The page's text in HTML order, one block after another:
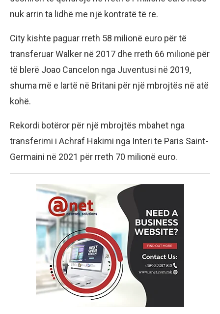
nuk arrin ta lidhë me një kontratë të re.
City kishte paguar rreth 58 milionë euro për të
transferuar Walker në 2017 dhe rreth 66 milionë për
të blerë Joao Cancelon nga Juventusi në 2019,
shuma më e lartë në Britani për një mbrojtës në atë
kohë.
Rekordi botëror për një mbrojtës mbahet nga
transferimi i Achraf Hakimi nga Interi te Paris Saint-
Germaini në 2021 për rreth 70 milionë euro.